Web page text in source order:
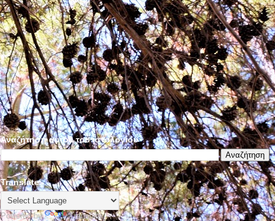
Αναζήτηση αυτού του ιστολογίου
Translate
Powered by Translate